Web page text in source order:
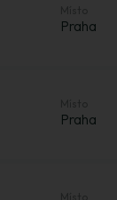
Praha
Praha